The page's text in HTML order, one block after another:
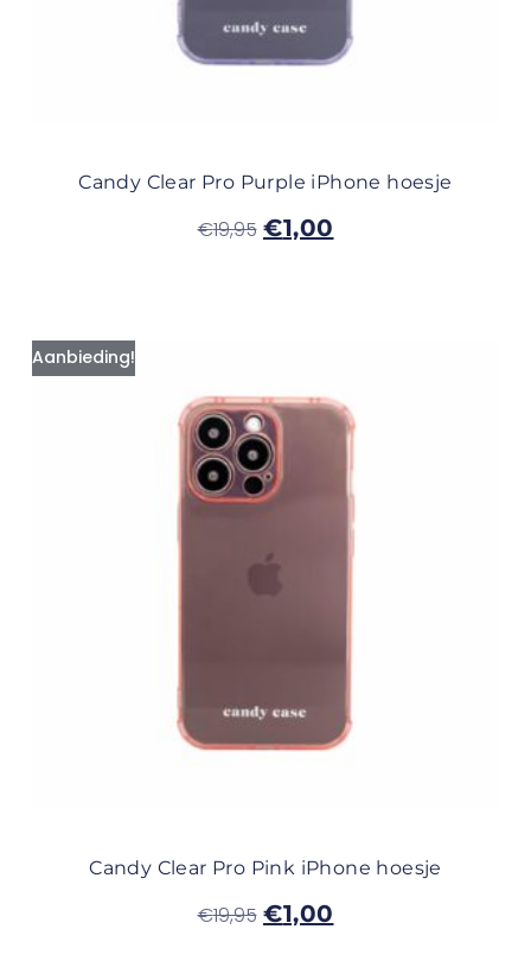
Candy Clear Pro Purple iPhone hoesje
€19,95 €1,00
Aanbieding!
Candy Clear Pro Pink iPhone hoesje
€19,95 €1,00